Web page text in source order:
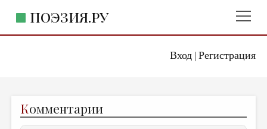
Вход| Регистрация
ПОЭЗИЯ.РУ
ЖАНРЫ
Комментарии